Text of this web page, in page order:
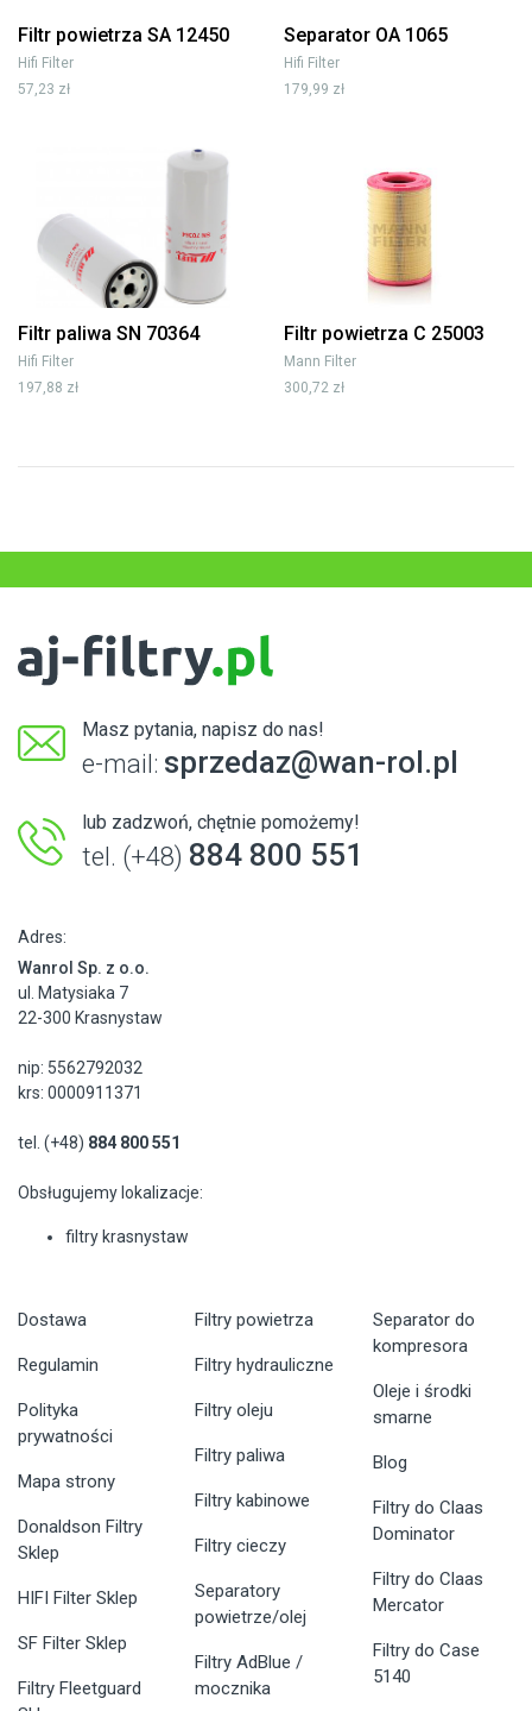
Filtr powietrza SA 12450
Hifi Filter
57,23 zł
Separator OA 1065
Hifi Filter
179,99 zł
Filtr paliwa SN 70364
Hifi Filter
197,88 zł
Filtr powietrza C 25003
Mann Filter
300,72 zł
Masz pytania, napisz do nas!
e-mail: sprzedaz@wan-rol.pl
lub zadzwoń, chętnie pomożemy!
tel. (+48) 884 800 551
Adres:
Wanrol Sp. z o.o.
ul. Matysiaka 7
22-300 Krasnystaw
nip: 5562792032
krs: 0000911371
tel. (+48) 884 800 551
Obsługujemy lokalizacje:
filtry krasnystaw
Dostawa
Regulamin
Polityka
prywatności
Mapa strony
Donaldson Filtry
Sklep
HIFI Filter Sklep
SF Filter Sklep
Filtry Fleetguard
Filtry powietrza
Filtry hydrauliczne
Filtry oleju
Filtry paliwa
Filtry kabinowe
Filtry cieczy
Separatory
powietrze/olej
Filtry AdBlue /
mocznika
Separator do
kompresora
Oleje i środki
smarne
Blog
Filtry do Claas
Dominator
Filtry do Claas
Mercator
Filtry do Case
5140